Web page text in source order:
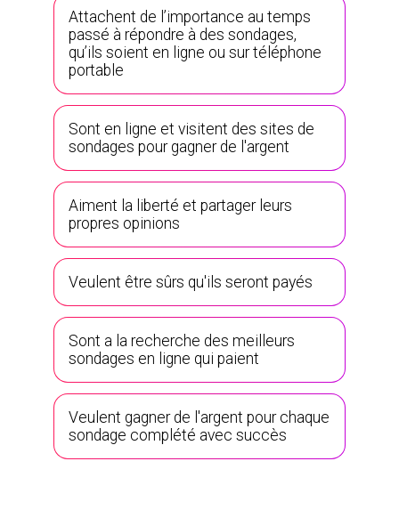
Attachent de l’importance au temps
passé à répondre à des sondages,
qu’ils soient en ligne ou sur téléphone
portable
Sont en ligne et visitent des sites de
sondages pour gagner de l'argent
Aiment la liberté et partager leurs
propres opinions
Veulent être sûrs qu'ils seront payés
Sont a la recherche des meilleurs
sondages en ligne qui paient
Veulent gagner de l'argent pour chaque
sondage complété avec succès